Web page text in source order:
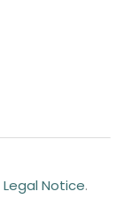
Legal Notice.